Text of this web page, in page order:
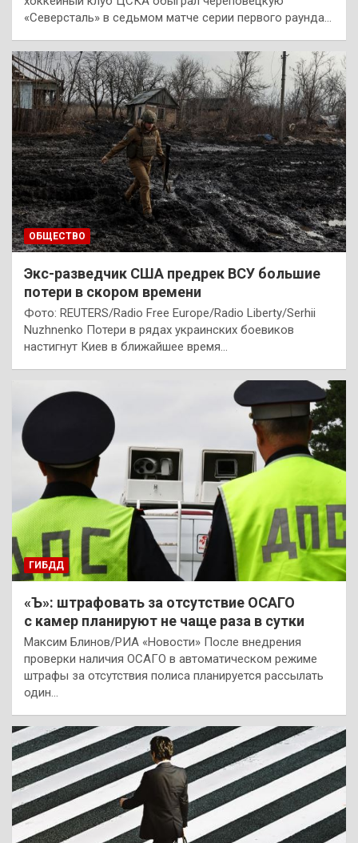
«Северсталь» в седьмом матче серии первого раунда…
ОБЩЕСТВО
Экс-разведчик США предрек ВСУ большие
потери в скором времени
Фото: REUTERS/Radio Free Europe/Radio Liberty/Serhii
Nuzhnenko Потери в рядах украинских боевиков
настигнут Киев в ближайшее время…
ГИБДД
«Ъ»: штрафовать за отсутствие ОСАГО
с камер планируют не чаще раза в сутки
Максим Блинов/РИА «Новости» После внедрения
проверки наличия ОСАГО в автоматическом режиме
штрафы за отсутствия полиса планируется рассылать
один…